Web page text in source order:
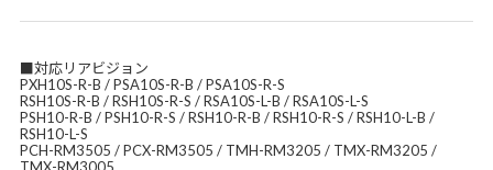
■対応リアビジョン
PXH10S-R-B / PSA10S-R-B / PSA10S-R-S
RSH10S-R-B / RSH10S-R-S / RSA10S-L-B / RSA10S-L-S
PSH10-R-B / PSH10-R-S / RSH10-R-B / RSH10-R-S / RSH10-L-B /
RSH10-L-S
PCH-RM3505 / PCX-RM3505 / TMH-RM3205 / TMX-RM3205 /
TMX-RM3005